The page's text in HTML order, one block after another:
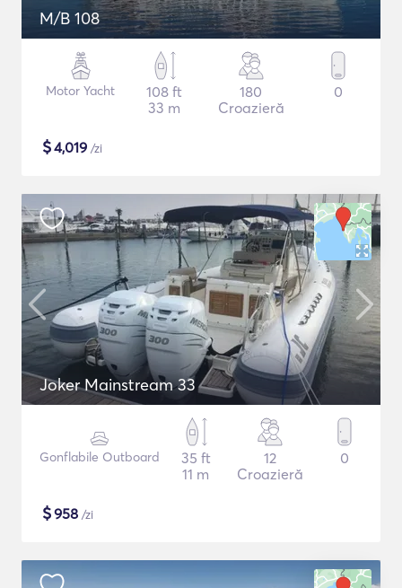
M/B 108
Motor Yacht
108 ft
33 m
180
Croazieră
0
$4,019 /zi
Joker Mainstream 33
Gonflabile Outboard
35 ft
11 m
12
Croazieră
0
$958 /zi